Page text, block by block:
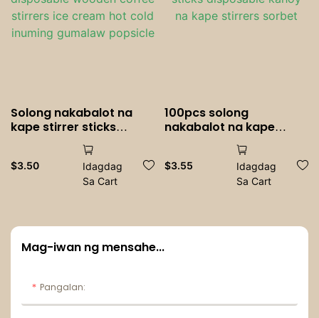
Solong nakabalot na
kape stirrer sticks
disposable wooden
coffee stirrers ice
cream hot cold inuming
gumalaw popsicle
$3.50
Idagdag
Sa Cart
100pcs solong
nakabalot na kape
stirrer sticks disposable
kahoy na kape stirrers
sorbet
$3.55
Idagdag
Sa Cart
Mag-iwan ng mensahe...
Pangalan: